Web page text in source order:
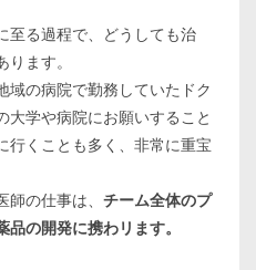
至る過程で、どうしても治
ます。
域の病院で勤務していたドク
大学や病院にお願いすること
行くことも多く、非常に重宝
の仕事は、 チーム全体のプ
の開発に携わリます。